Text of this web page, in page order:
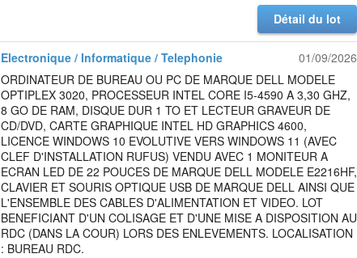
Détail du lot
Electronique / Informatique / Telephonie 01/09/2026
ORDINATEUR DE BUREAU OU PC DE MARQUE DELL MODELE
OPTIPLEX 3020, PROCESSEUR INTEL CORE I5-4590 A 3,30 GHZ,
8 GO DE RAM, DISQUE DUR 1 TO ET LECTEUR GRAVEUR DE
CD/DVD, CARTE GRAPHIQUE INTEL HD GRAPHICS 4600,
LICENCE WINDOWS 10 EVOLUTIVE VERS WINDOWS 11 (AVEC
CLEF D'INSTALLATION RUFUS) VENDU AVEC 1 MONITEUR A
ECRAN LED DE 22 POUCES DE MARQUE DELL MODELE E2216HF,
CLAVIER ET SOURIS OPTIQUE USB DE MARQUE DELL AINSI QUE
L'ENSEMBLE DES CABLES D'ALIMENTATION ET VIDEO. LOT
BENEFICIANT D'UN COLISAGE ET D'UNE MISE A DISPOSITION AU
RDC (DANS LA COUR) LORS DES ENLEVEMENTS. LOCALISATION
: BUREAU RDC.